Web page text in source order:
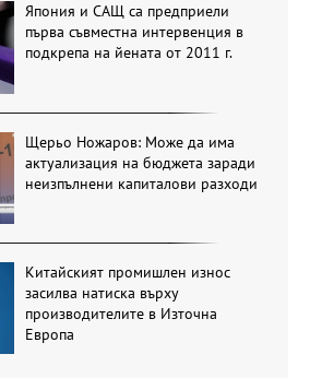
Япония и САЩ са предприели
първа съвместна интервенция в
подкрепа на йената от 2011 г.
Щерьо Ножаров: Може да има
актуализация на бюджета заради
неизпълнени капиталови разходи
Китайският промишлен износ
засилва натиска върху
производителите в Източна
Европа